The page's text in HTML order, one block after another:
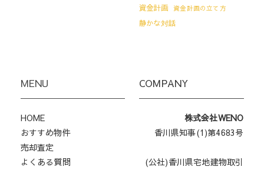
資金計画 資金計画の立て方
静かな対話
MENU
HOME
おすすめ物件
売却査定
よくある質問
COMPANY
株式会社WENO
香川県知事(1)第4683号
(公社)香川県宅地建物取引